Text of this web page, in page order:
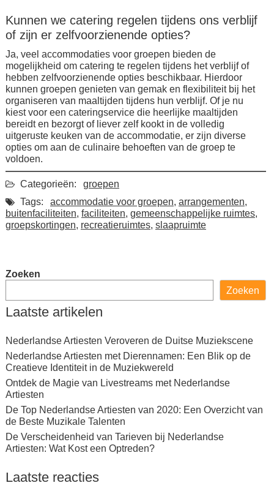
Kunnen we catering regelen tijdens ons verblijf
of zijn er zelfvoorzienende opties?
Ja, veel accommodaties voor groepen bieden de
mogelijkheid om catering te regelen tijdens het verblijf of
hebben zelfvoorzienende opties beschikbaar. Hierdoor
kunnen groepen genieten van gemak en flexibiliteit bij het
organiseren van maaltijden tijdens hun verblijf. Of je nu
kiest voor een cateringservice die heerlijke maaltijden
bereidt en bezorgt of liever zelf kookt in de volledig
uitgeruste keuken van de accommodatie, er zijn diverse
opties om aan de culinaire behoeften van de groep te
voldoen.
Categorieën:
groepen
Tags:
accommodatie voor groepen, arrangementen,
buitenfaciliteiten, faciliteiten, gemeenschappelijke ruimtes,
groepskortingen, recreatieruimtes, slaapruimte
Zoeken
Zoeken
Laatste artikelen
Nederlandse Artiesten Veroveren de Duitse Muziekscene
Nederlandse Artiesten met Dierennamen: Een Blik op de
Creatieve Identiteit in de Muziekwereld
Ontdek de Magie van Livestreams met Nederlandse
Artiesten
De Top Nederlandse Artiesten van 2020: Een Overzicht van
de Beste Muzikale Talenten
De Verscheidenheid van Tarieven bij Nederlandse
Artiesten: Wat Kost een Optreden?
Laatste reacties